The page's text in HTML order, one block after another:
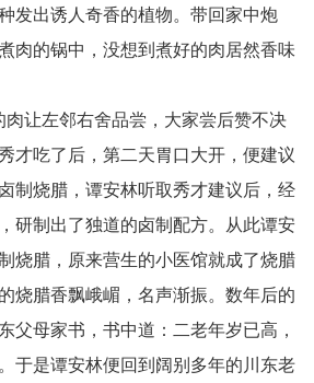
发出诱人奇香的植物。带回家中炮
肉的锅中，没想到煮好的肉居然香味
让左邻右舍品尝，大家尝后赞不决
才吃了后，第二天胃口大开，便建议
制烧腊，谭安林听取秀才建议后，经
研制出了独道的卤制配方。从此谭安
烧腊，原来营生的小医馆就成了烧腊
烧腊香飘峨嵋，名声渐振。数年后的
父母家书，书中道：二老年岁已高，
于是谭安林便回到阔别多年的川东老